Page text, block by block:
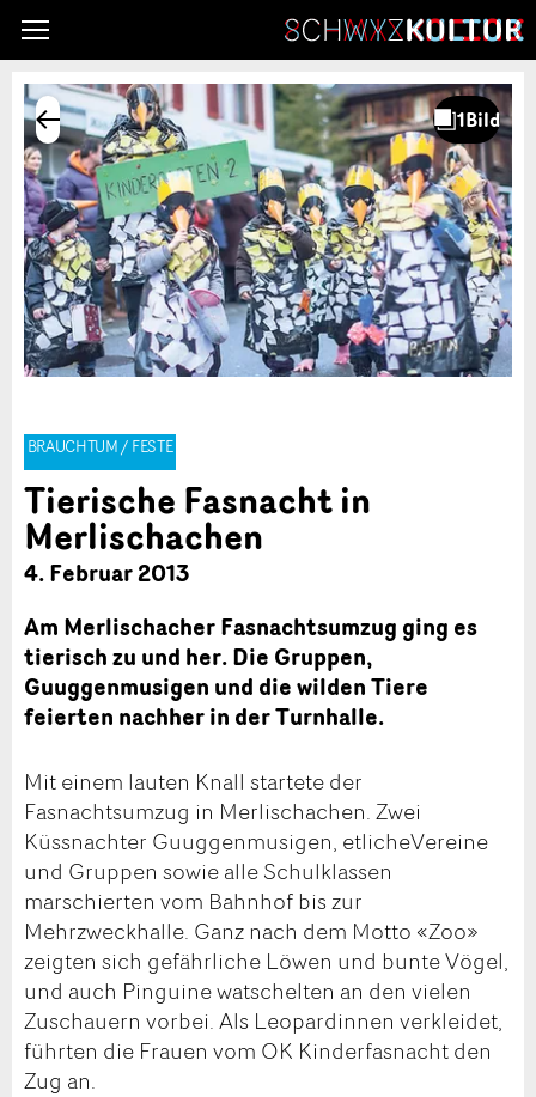
BRAUCHTUM / FESTE
Tierische Fasnacht in
Merlischachen
4. Februar 2013
Am Merlischacher Fasnachtsumzug ging es
tierisch zu und her. Die Gruppen,
Guuggenmusigen und die wilden Tiere
feierten nachher in der Turnhalle.
Mit einem lauten Knall startete der
Fasnachtsumzug in Merlischachen. Zwei
Küssnachter Guuggenmusigen, etlicheVereine
und Gruppen sowie alle Schulklassen
marschierten vom Bahnhof bis zur
Mehrzweckhalle. Ganz nach dem Motto «Zoo»
zeigten sich gefährliche Löwen und bunte Vögel,
und auch Pinguine watschelten an den vielen
Zuschauern vorbei. Als Leopardinnen verkleidet,
führten die Frauen vom OK Kinderfasnacht den
Zug an.